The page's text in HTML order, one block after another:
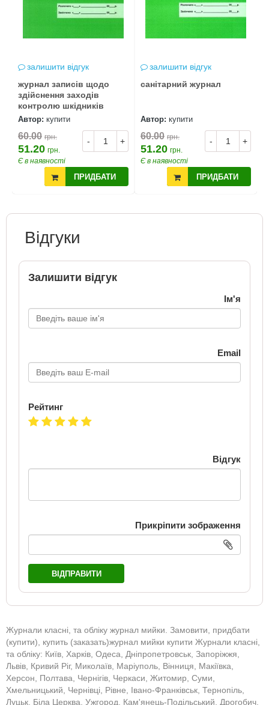
залишити відгук
журнал записів щодо
здійснення заходів
контролю шкідників
Автор: купити
- +
60.00 грн.
51.20 грн.
Є в наявності
ПРИДБАТИ
залишити відгук
санітарний журнал
Автор: купити
- +
60.00 грн.
51.20 грн.
Є в наявності
ПРИДБАТИ
Відгуки
Залишити відгук
Ім'я
Email
Рейтинг
Відгук
Прикріпити зображення
ВІДПРАВИТИ
Журнали класні, та обліку журнал мийки. Замовити, придбати
(купити), купить (заказать)журнал мийки купити Журнали класні,
та обліку: Київ, Харків, Одеса, Дніпропетровськ, Запоріжжя,
Львів, Кривий Ріг, Миколаїв, Маріуполь, Вінниця, Макіївка,
Херсон, Полтава, Чернігів, Черкаси, Житомир, Суми,
Хмельницький, Чернівці, Рівне, Івано-Франківськ, Тернопіль,
Луцьк, Біла Церква, Ужгород, Кам'янець-Подільський, Дрогобич,